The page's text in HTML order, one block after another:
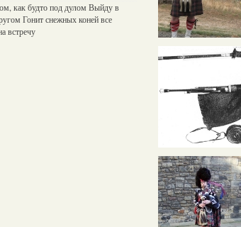
как будто под дулом Выйду в
Гонит снежных коней все
встречу